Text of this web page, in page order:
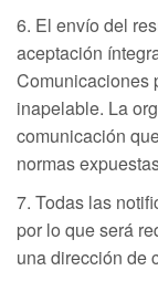
6. El envío del
aceptación
Comunicaciones
inapelable. La
comunicación
normas
7. Todas las
por lo que será
una dirección de